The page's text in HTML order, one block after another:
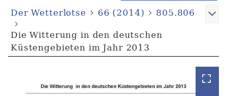
Der Wetterlotse 66 (2014)
805.806
Die Witterung in den deutschen
Küstengebieten im Jahr 2013